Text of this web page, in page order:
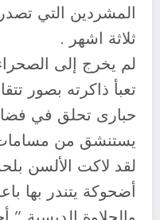
المشردين التي
ثلاثة اشهر .
لم يخرج إلى
تعبأ ذاكرته بصور
حبارى تحلق في
يستنشق من مسامات
لقد لاكت الألسن
أضحوكة يتندر بها